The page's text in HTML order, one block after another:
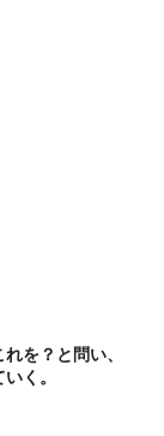
を？と問い、
く。